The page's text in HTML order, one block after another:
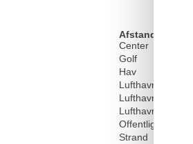
Afstand
Center
Golf
Hav
Lufthavn MRS
Lufthavn NCE
Lufthavn TLN
Offentlig transport
Strand